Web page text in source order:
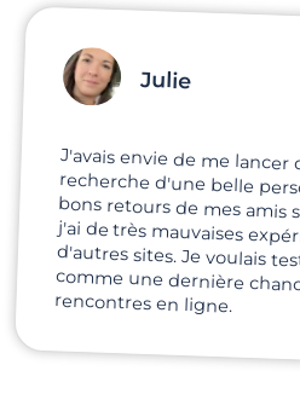
Julie
J'avais envie de me lancer
recherche d'une belle
bons retours de mes amis sur les
j'ai de très mauvaises
d'autres sites. Je voulais
comme une dernière
rencontres en ligne.